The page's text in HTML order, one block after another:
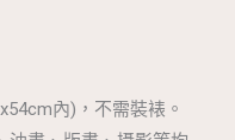
內)，不需裝裱。